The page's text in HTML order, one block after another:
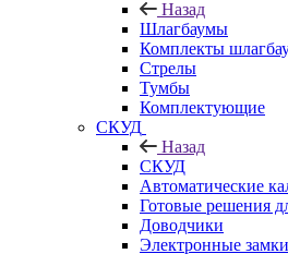
Назад
Шлагбаумы
Комплекты
Стрелы
Тумбы
Комплектующие
СКУД
Назад
СКУД
Автоматические
Готовые решения
Доводчики
Электронные замки